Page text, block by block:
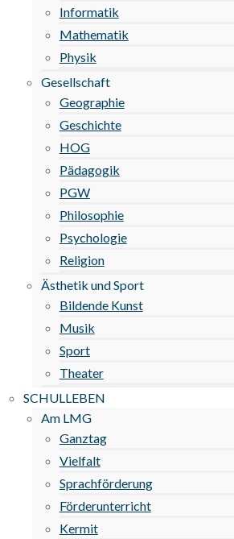
Informatik
Mathematik
Physik
Gesellschaft
Geographie
Geschichte
HOG
Pädagogik
PGW
Philosophie
Psychologie
Religion
Ästhetik und Sport
Bildende Kunst
Musik
Sport
Theater
SCHULLEBEN
Am LMG
Ganztag
Vielfalt
Sprachförderung
Förderunterricht
Kermit